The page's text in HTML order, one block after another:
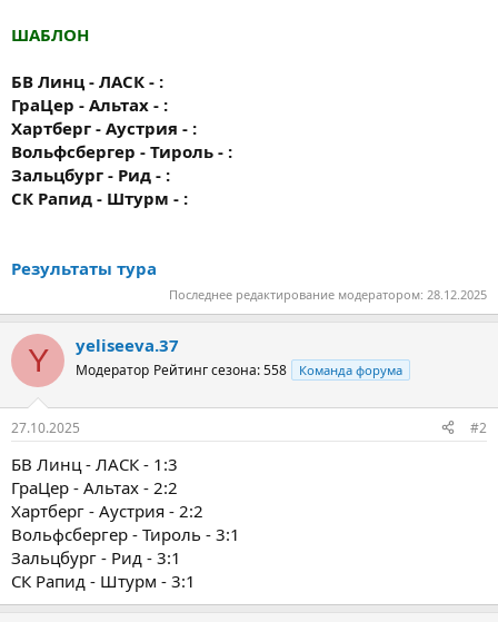
ШАБЛОН
БВ Линц - ЛАСК - :
ГраЦер - Альтах - :
Хартберг - Аустрия - :
Вольфсбергер - Тироль - :
Зальцбург - Рид - :
СК Рапид - Штурм - :
Результаты тура
Последнее редактирование модератором: 28.12.2025
Y yeliseeva.37
Модератор Рейтинг сезона: 558 Команда форума
27.10.2025 #2
БВ Линц - ЛАСК - 1:3
ГраЦер - Альтах - 2:2
Хартберг - Аустрия - 2:2
Вольфсбергер - Тироль - 3:1
Зальцбург - Рид - 3:1
СК Рапид - Штурм - 3:1